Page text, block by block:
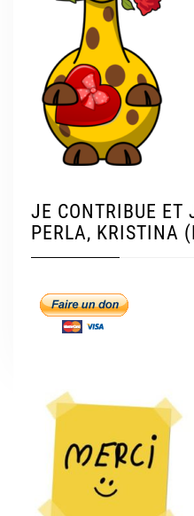
JE CONTRIBUE ET
PERLA, KRISTINA